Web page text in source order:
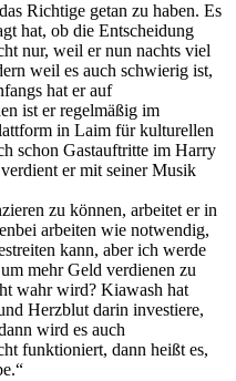
Richtige getan zu haben. Es
hat, ob die Entscheidung
nur, weil er nun nachts viel
weil es auch schwierig ist,
hat er auf
ist er regelmäßig im
in Laim für kulturellen
schon Gastauftritte im Harry
er mit seiner Musik
zu können, arbeitet er in
arbeiten wie notwendig,
kann, aber ich werde
mehr Geld verdienen zu
wahr wird? Kiawash hat
Herzblut darin investiere,
wird es auch
funktioniert, dann heißt es,